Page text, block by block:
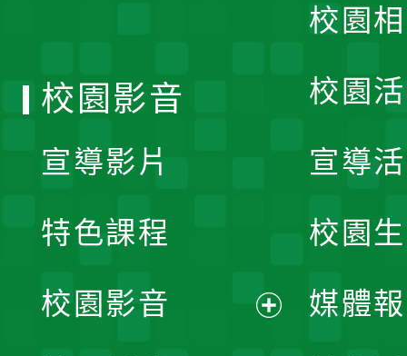
校園
校園
宣導
校園
媒體
校園影音
宣導影片
特色課程
校園影音